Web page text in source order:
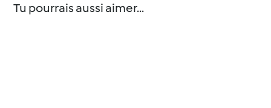
Tu pourrais aussi aimer...